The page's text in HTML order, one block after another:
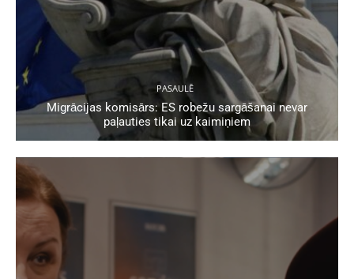
PASAULĒ
Migrācijas komisārs: ES robežu sargāšanai nevar
paļauties tikai uz kaimiņiem